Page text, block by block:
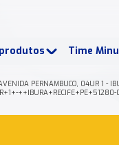
Time
PERNAMBUCO, 04UR 1